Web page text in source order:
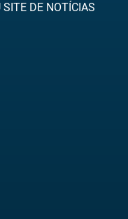
DE NOTÍCIAS